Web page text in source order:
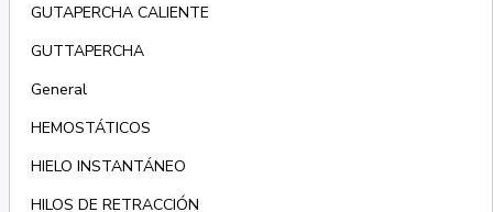
GUTAPERCHA CALIENTE
GUTTAPERCHA
General
HEMOSTÁTICOS
HIELO INSTANTÁNEO
HILOS DE RETRACCIÓN